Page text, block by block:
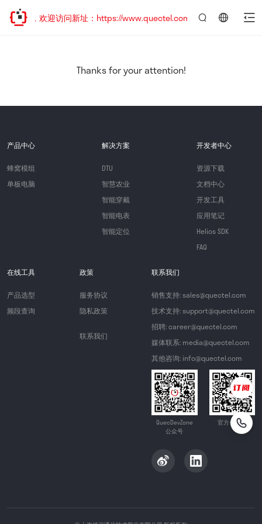
已迁移，欢迎访问新址：https://www.quectel.com.cn
Thanks for your attention!
产品中心
蜂窝模组
单板电脑
解决方案
DTU
智慧农业
智能穿戴
智能电表
智能定位
开发者中心
资源下载
文档中心
开发工具
应用笔记
Helios SDK
FAQ
在线工具
产品选型
频段查询
政策
服务协议
隐私政策
联系我们
联系我们
销售支持: sales@quectel.com
技术支持: support@quectel.com
招聘: career@quectel.com
媒体联系: media@quectel.com
其他咨询: info@quectel.com
QuecDevZone
公众号
官方公众号